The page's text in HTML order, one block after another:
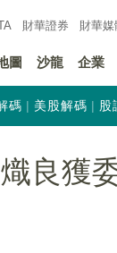
財華證券 財華媒
圖 沙龍 企業
碼 美股解碼 股
良獲